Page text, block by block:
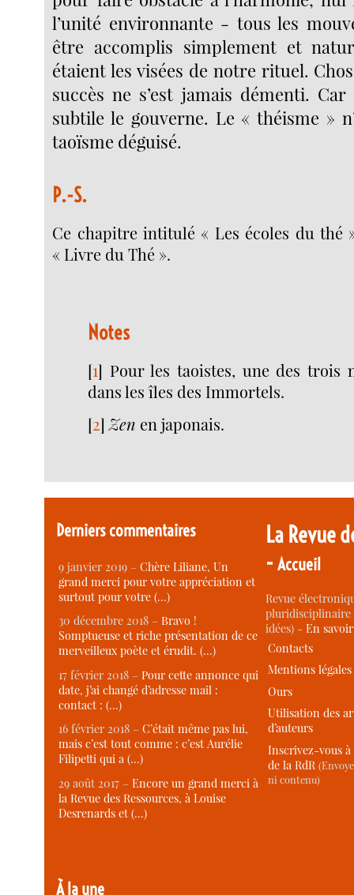
l’unité environnante - tous les
être accomplis simplement et
étaient les visées de notre rituel.
succès ne s’est jamais démenti.
subtile le gouverne. Le « théisme »
taoïsme déguisé.
P.-S.
Ce chapitre intitulé « Les écoles du thé
« Livre du Thé ».
Notes
[1] Pour les taoistes, une des trois
dans les îles des Immortels.
[2]Zen en japonais.
Derniers commentaires
9 janvier 2019 –Chère Liliane, Un
grand merci pour votre appréciation et
surtout pour votre (…)
30 décembre 2018 –Bravo !
Somptueuse et riche présentation de ce
merveilleux poète et érudit. (…)
17 février 2018 –Pour cette annonce qui
date, j’ai changé d’adresse mail :
contact : (…)
16 février 2018 –C’était même pas lui,
mais c’est tout comme : c’est Aurélie
Filipetti qui a (…)
29 août 2017 –Encore un grand merci à
la Revue des Ressources, à Louise
Desrenards et (…)
À la une
La Revue
-Accueil
Revue
idées) -En
Contacts
Mentions légales
Ours
Utilisation des
d’auteurs
Inscrivez-vous
de la RdR
ni contenu)